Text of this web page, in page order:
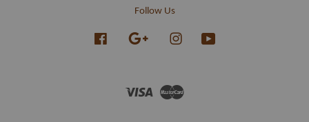
Follow Us
Facebook Google Instagram
Visa